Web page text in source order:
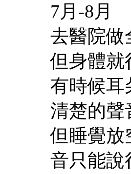
7月-8月
去醫院做
但身體就
有時候耳
清楚的聲
但睡覺放
音只能說